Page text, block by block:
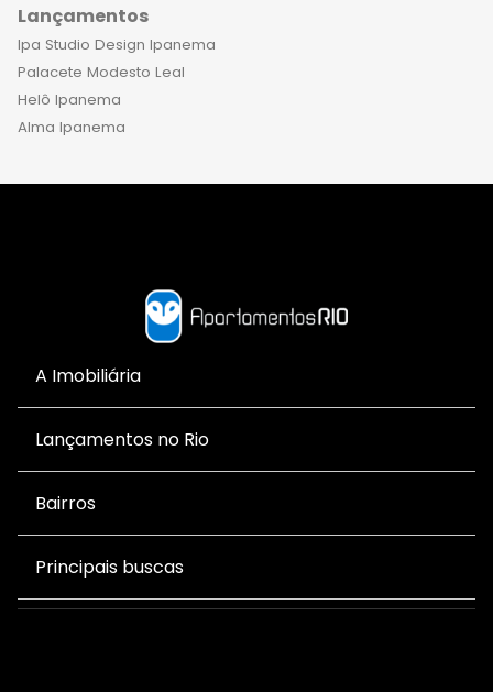
Lançamentos
Ipa Studio Design Ipanema
Palacete Modesto Leal
Helô Ipanema
Alma Ipanema
A Imobiliária
Lançamentos no Rio
Bairros
Principais buscas